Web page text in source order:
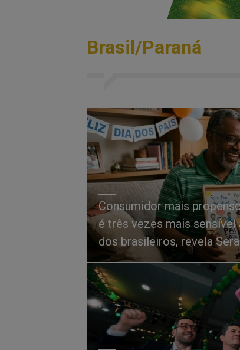
Brasil/Paraná
Consumidor mais
é três vezes mais
dos brasileiros, revela